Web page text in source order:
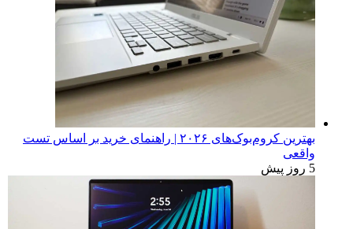
بهترین کروم‌بوک‌های ۲۰۲۶ | راهنمای خرید بر اساس تست
واقعی
5 روز پیش